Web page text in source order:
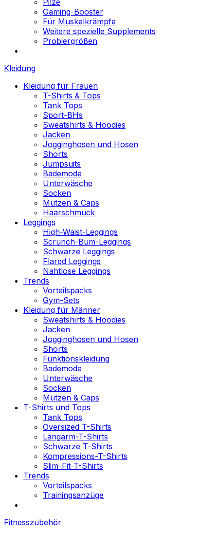
Gaming-Booster
Für Muskelkrämpfe
Weitere spezielle Supplements
Probiergrößen
Kleidung
Kleidung für Frauen
T-Shirts & Tops
Tank Tops
Sport-BHs
Sweatshirts & Hoodies
Jacken
Jogginghosen und Hosen
Shorts
Jumpsuits
Bademode
Unterwäsche
Socken
Mützen & Caps
Haarschmuck
Leggings
High-Waist-Leggings
Scrunch-Bum-Leggings
Schwarze Leggings
Flared Leggings
Nahtlose Leggings
Trends
Vorteilspacks
Gym-Sets
Kleidung für Männer
Sweatshirts & Hoodies
Jacken
Jogginghosen und Hosen
Shorts
Funktionskleidung
Bademode
Unterwäsche
Socken
Mützen & Caps
T-Shirts und Tops
Tank Tops
Oversized T-Shirts
Langarm-T-Shirts
Schwarze T-Shirts
Kompressions-T-Shirts
Slim-Fit-T-Shirts
Trends
Vorteilspacks
Trainingsanzüge
Fitnesszubehör